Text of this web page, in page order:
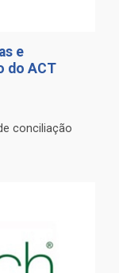
e
do ACT
conciliação